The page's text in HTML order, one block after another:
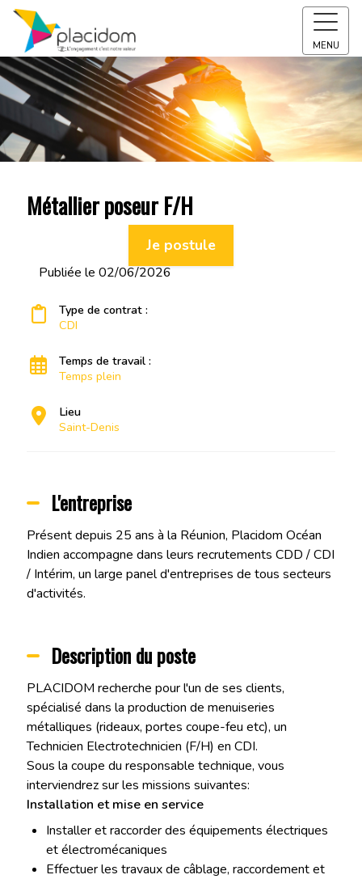
MENU
Métallier poseur F/H
Je postule
Publiée le 02/06/2026
Type de contrat :
CDI
Temps de travail :
Temps plein
Lieu
Saint-Denis
L'entreprise
Présent depuis 25 ans à la Réunion, Placidom Océan
Indien accompagne dans leurs recrutements CDD / CDI
/ Intérim, un large panel d'entreprises de tous secteurs
d'activités.
Description du poste
PLACIDOM recherche pour l'un de ses clients,
spécialisé dans la production de menuiseries
métalliques (rideaux, portes coupe-feu etc), un
Technicien Electrotechnicien (F/H) en CDI.
Sous la coupe du responsable technique, vous
interviendrez sur les missions suivantes:
Installation et mise en service
Installer et raccorder des équipements électriques
et électromécaniques
Effectuer les travaux de câblage, raccordement et